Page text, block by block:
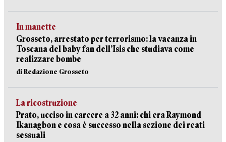
In manette
Grosseto, arrestato per terrorismo: la vacanza in
Toscana del baby fan dell’Isis che studiava come
realizzare bombe
di Redazione Grosseto
La ricostruzione
Prato, ucciso in carcere a 32 anni: chi era Raymond
Ikanagbon e cosa è successo nella sezione dei reati
sessuali